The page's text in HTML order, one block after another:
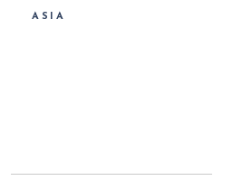
ASIA